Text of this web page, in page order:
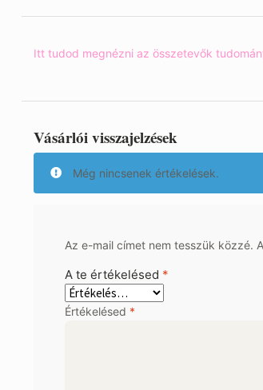
Itt tudod megnézni az összetevők
Vásárlói visszajelzések
Még nincsenek értékelések.
Az e-mail címet nem tesszük közzé.
A te értékelésed *
Értékelésed *